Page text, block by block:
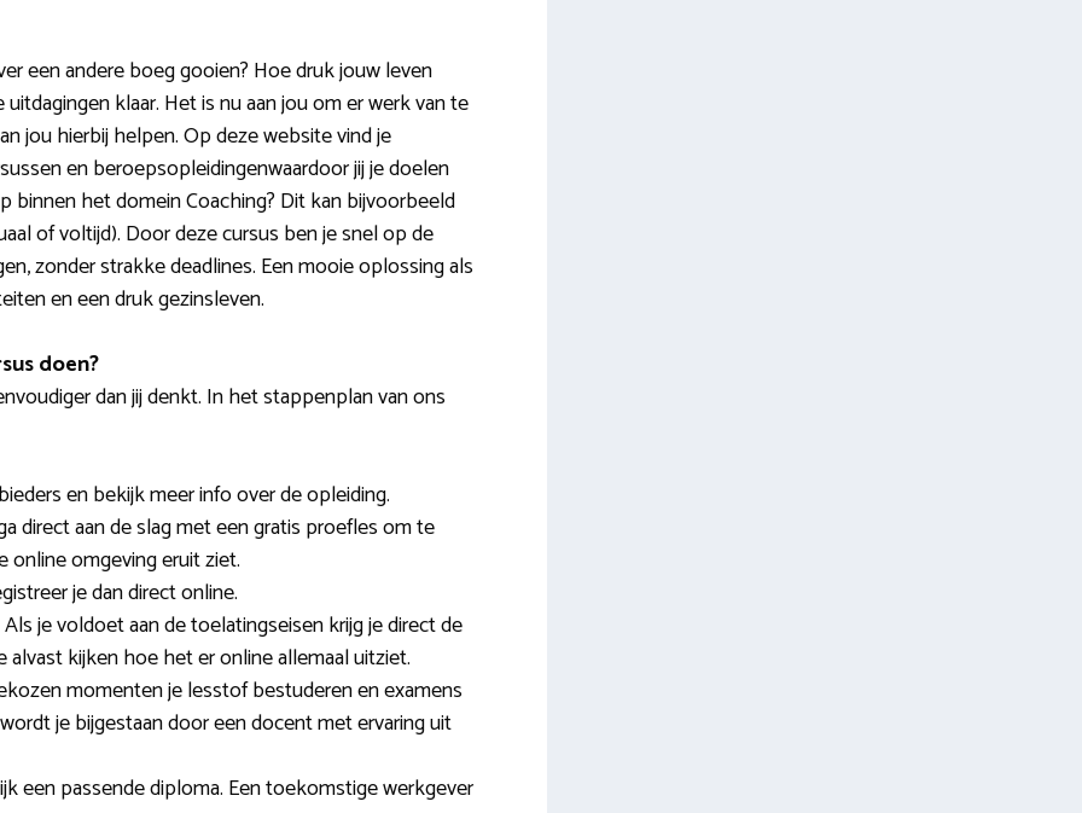
een andere boeg gooien? Hoe druk jouw leven
klaar. Het is nu aan jou om er werk van te
jou hierbij helpen. Op deze website vind je
en beroepsopleidingenwaardoor jij je doelen
binnen het domein Coaching? Dit kan bijvoorbeeld
of voltijd). Door deze cursus ben je snel op de
zonder strakke deadlines. Een mooie oplossing als
en een druk gezinsleven.
doen?
dan jij denkt. In het stappenplan van ons
en bekijk meer info over de opleiding.
direct aan de slag met een gratis proefles om te
online omgeving eruit ziet.
je dan direct online.
je voldoet aan de toelatingseisen krijg je direct de
kijken hoe het er online allemaal uitziet.
momenten je lesstof bestuderen en examens
je bijgestaan door een docent met ervaring uit
een passende diploma. Een toekomstige werkgever